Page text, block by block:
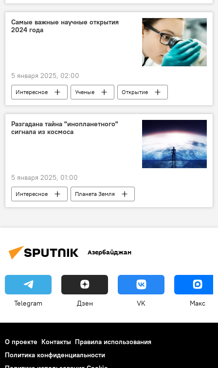
Правительство
постановление
Биометрические данные
Общество
Самые важные научные открытия
2024 года
5 января 2025, 02:00
Интересное Ученые
Открытие
Инновации
Достижения
Болезнь
Генная модификация
Разгадана тайна "инопланетного"
сигнала из космоса
5 января 2025, 01:00
Интересное
Планета Земля
Космос
Вселенная
Солнце
Азербайджан
Telegram Дзен VK Макс
О проекте Контакты Правила использования
Политика конфиденциальности